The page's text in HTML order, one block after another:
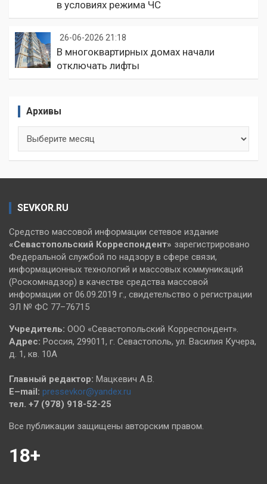
в условиях режима ЧС
26-06-2026 21:18
В многоквартирных домах начали
отключать лифты
Архивы
SEVKOR.RU
Средство массовой информации сетевое издание
«Севастопольский Корреспондент» зарегистрировано
Федеральной службой по надзору в сфере связи,
информационных технологий и массовых коммуникаций
(Роскомнадзор) в качестве средства массовой
информации от 06.09.2019 г., свидетельство о регистрации
ЭЛ № ФС 77–76715
Учредитель: ООО «Севастопольский Корреспондент».
Адрес: Россия, 299011, г. Севастополь, ул. Василия Кучера,
д. 1, кв. 10А
Главный редактор: Мацкевич А.В.
E–mail: pressevkor@yandex.ru
тел. +7 (978) 918-52-25
Все публикации защищены авторским правом.
18+